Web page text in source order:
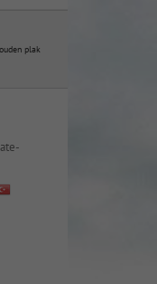
plak